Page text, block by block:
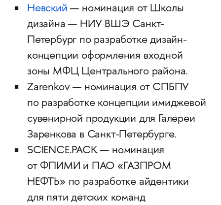
Невский — номинация от Школы
дизайна — НИУ ВШЭ Санкт-
Петербург по разработке дизайн-
концепции оформления входной
зоны МФЦ Центрального района.
Zarenkov — номинация от СПБПУ
по разработке концепции имиджевой
сувенирной продукции для Галереи
Заренкова в Санкт-Петербурге.
SCIENCE.PACK — номинация
от ФПИМИ и ПАО «ГАЗПРОМ
НЕФТЬ» по разработке айдентики
для пяти детских команд